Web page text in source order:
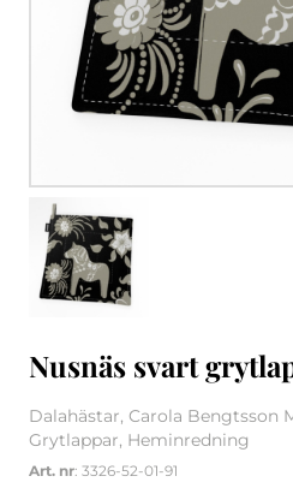
Nusnäs svart
Dalahästar, Carola Bengtsson
Grytlappar, Heminredning
Art. nr: 3326-52-01-91